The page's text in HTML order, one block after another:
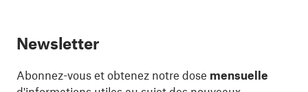
Newsletter
Abonnez-vous et obtenez notre dose mensuelle